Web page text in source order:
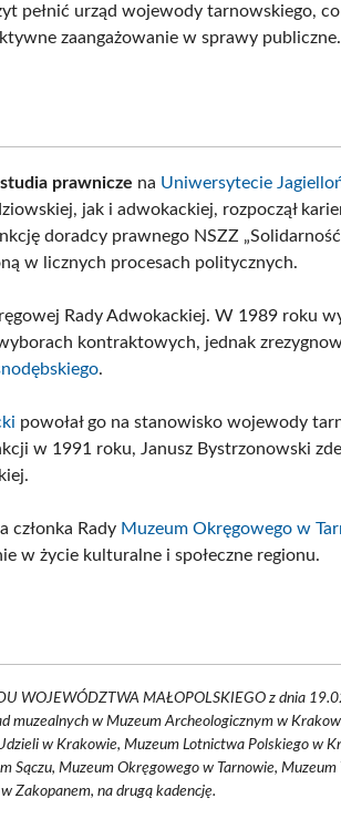
pełnić urząd wojewody tarnowskiego,
zaangażowanie w sprawy publiczne.
prawnicze na Uniwersytecie
jak i adwokackiej, rozpoczął
doradcy prawnego NSZZ
w licznych procesach politycznych.
Rady Adwokackiej. W 1989 roku
kontraktowych, jednak
.
powołał go na stanowisko wojewody
w 1991 roku, Janusz Bystrzonowski
członka Rady Muzeum Okręgowego w
w życie kulturalne i społeczne regionu.
WOJEWÓDZTWA MAŁOPOLSKIEGO z dnia
muzealnych w Muzeum Archeologicznym w
w Krakowie, Muzeum Lotnictwa Polskiego w
Sączu, Muzeum Okręgowego w Tarnowie, Muzeum
Zakopanem, na drugą kadencję.